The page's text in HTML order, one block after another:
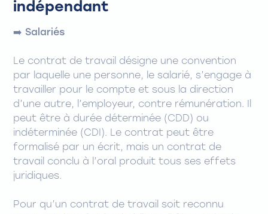
indépendant
➡️ Salariés
Le contrat de travail désigne une convention
par laquelle une personne, le salarié, s’engage à
travailler pour le compte et sous la direction
d’une autre, l’employeur, contre rémunération. Il
peut être à durée déterminée (CDD) ou
indéterminée (CDI). Le contrat peut être
formalisé par un écrit, mais un contrat de
travail conclu à l’oral produit tous ses effets
juridiques.
Pour qu’un contrat de travail soit reconnu